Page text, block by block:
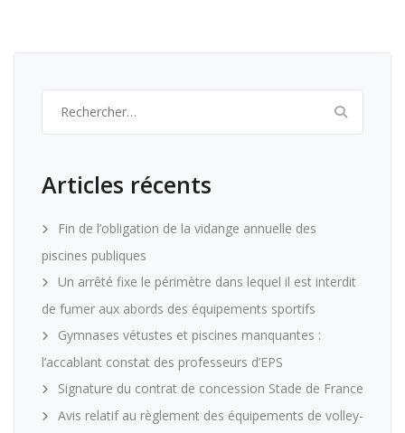
Articles récents
Fin de l’obligation de la vidange annuelle des
piscines publiques
Un arrêté fixe le périmètre dans lequel il est interdit
de fumer aux abords des équipements sportifs
Gymnases vétustes et piscines manquantes :
l’accablant constat des professeurs d’EPS
Signature du contrat de concession Stade de France
Avis relatif au règlement des équipements de volley-